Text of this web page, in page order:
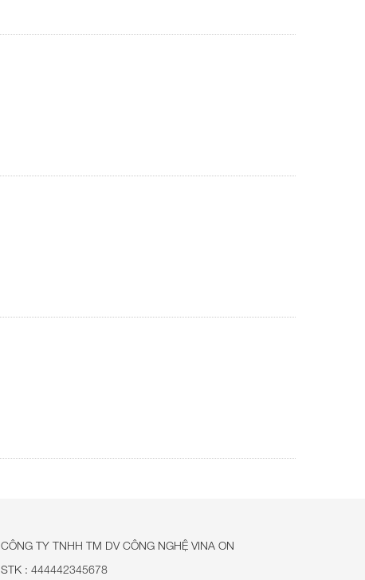
CÔNG TY TNHH TM DV CÔNG NGHỆ VINA ON
STK : 444442345678